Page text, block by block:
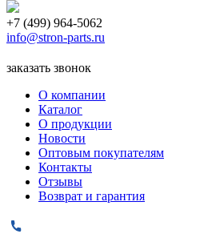
+7 (499) 964-5062
info@stron-parts.ru
заказать звонок
О компании
Каталог
О продукции
Новости
Оптовым покупателям
Контакты
Отзывы
Возврат и гарантия